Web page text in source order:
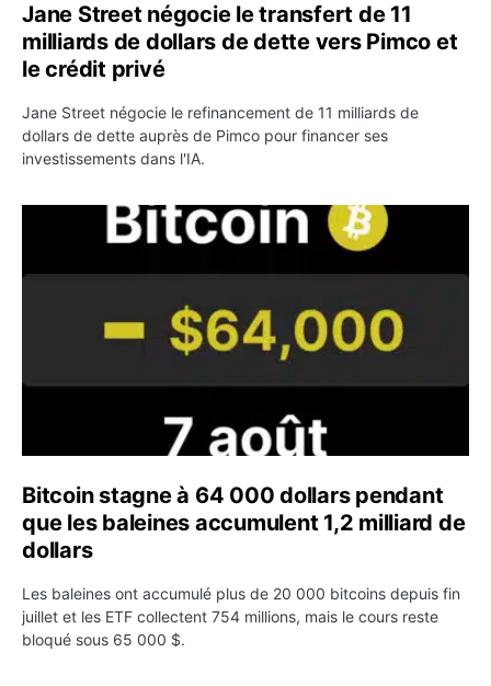
Jane Street négocie le transfert de 11
milliards de dollars de dette vers Pimco et
le crédit privé
Jane Street négocie le refinancement de 11 milliards de
dollars de dette auprès de Pimco pour financer ses
investissements dans l'IA.
Bitcoin stagne à 64 000 dollars pendant que les
Bitcoin stagne à 64 000 dollars pendant
que les baleines accumulent 1,2 milliard de
dollars
Les baleines ont accumulé plus de 20 000 bitcoins depuis fin
juillet et les ETF collectent 754 millions, mais le cours reste
bloqué sous 65 000 $.